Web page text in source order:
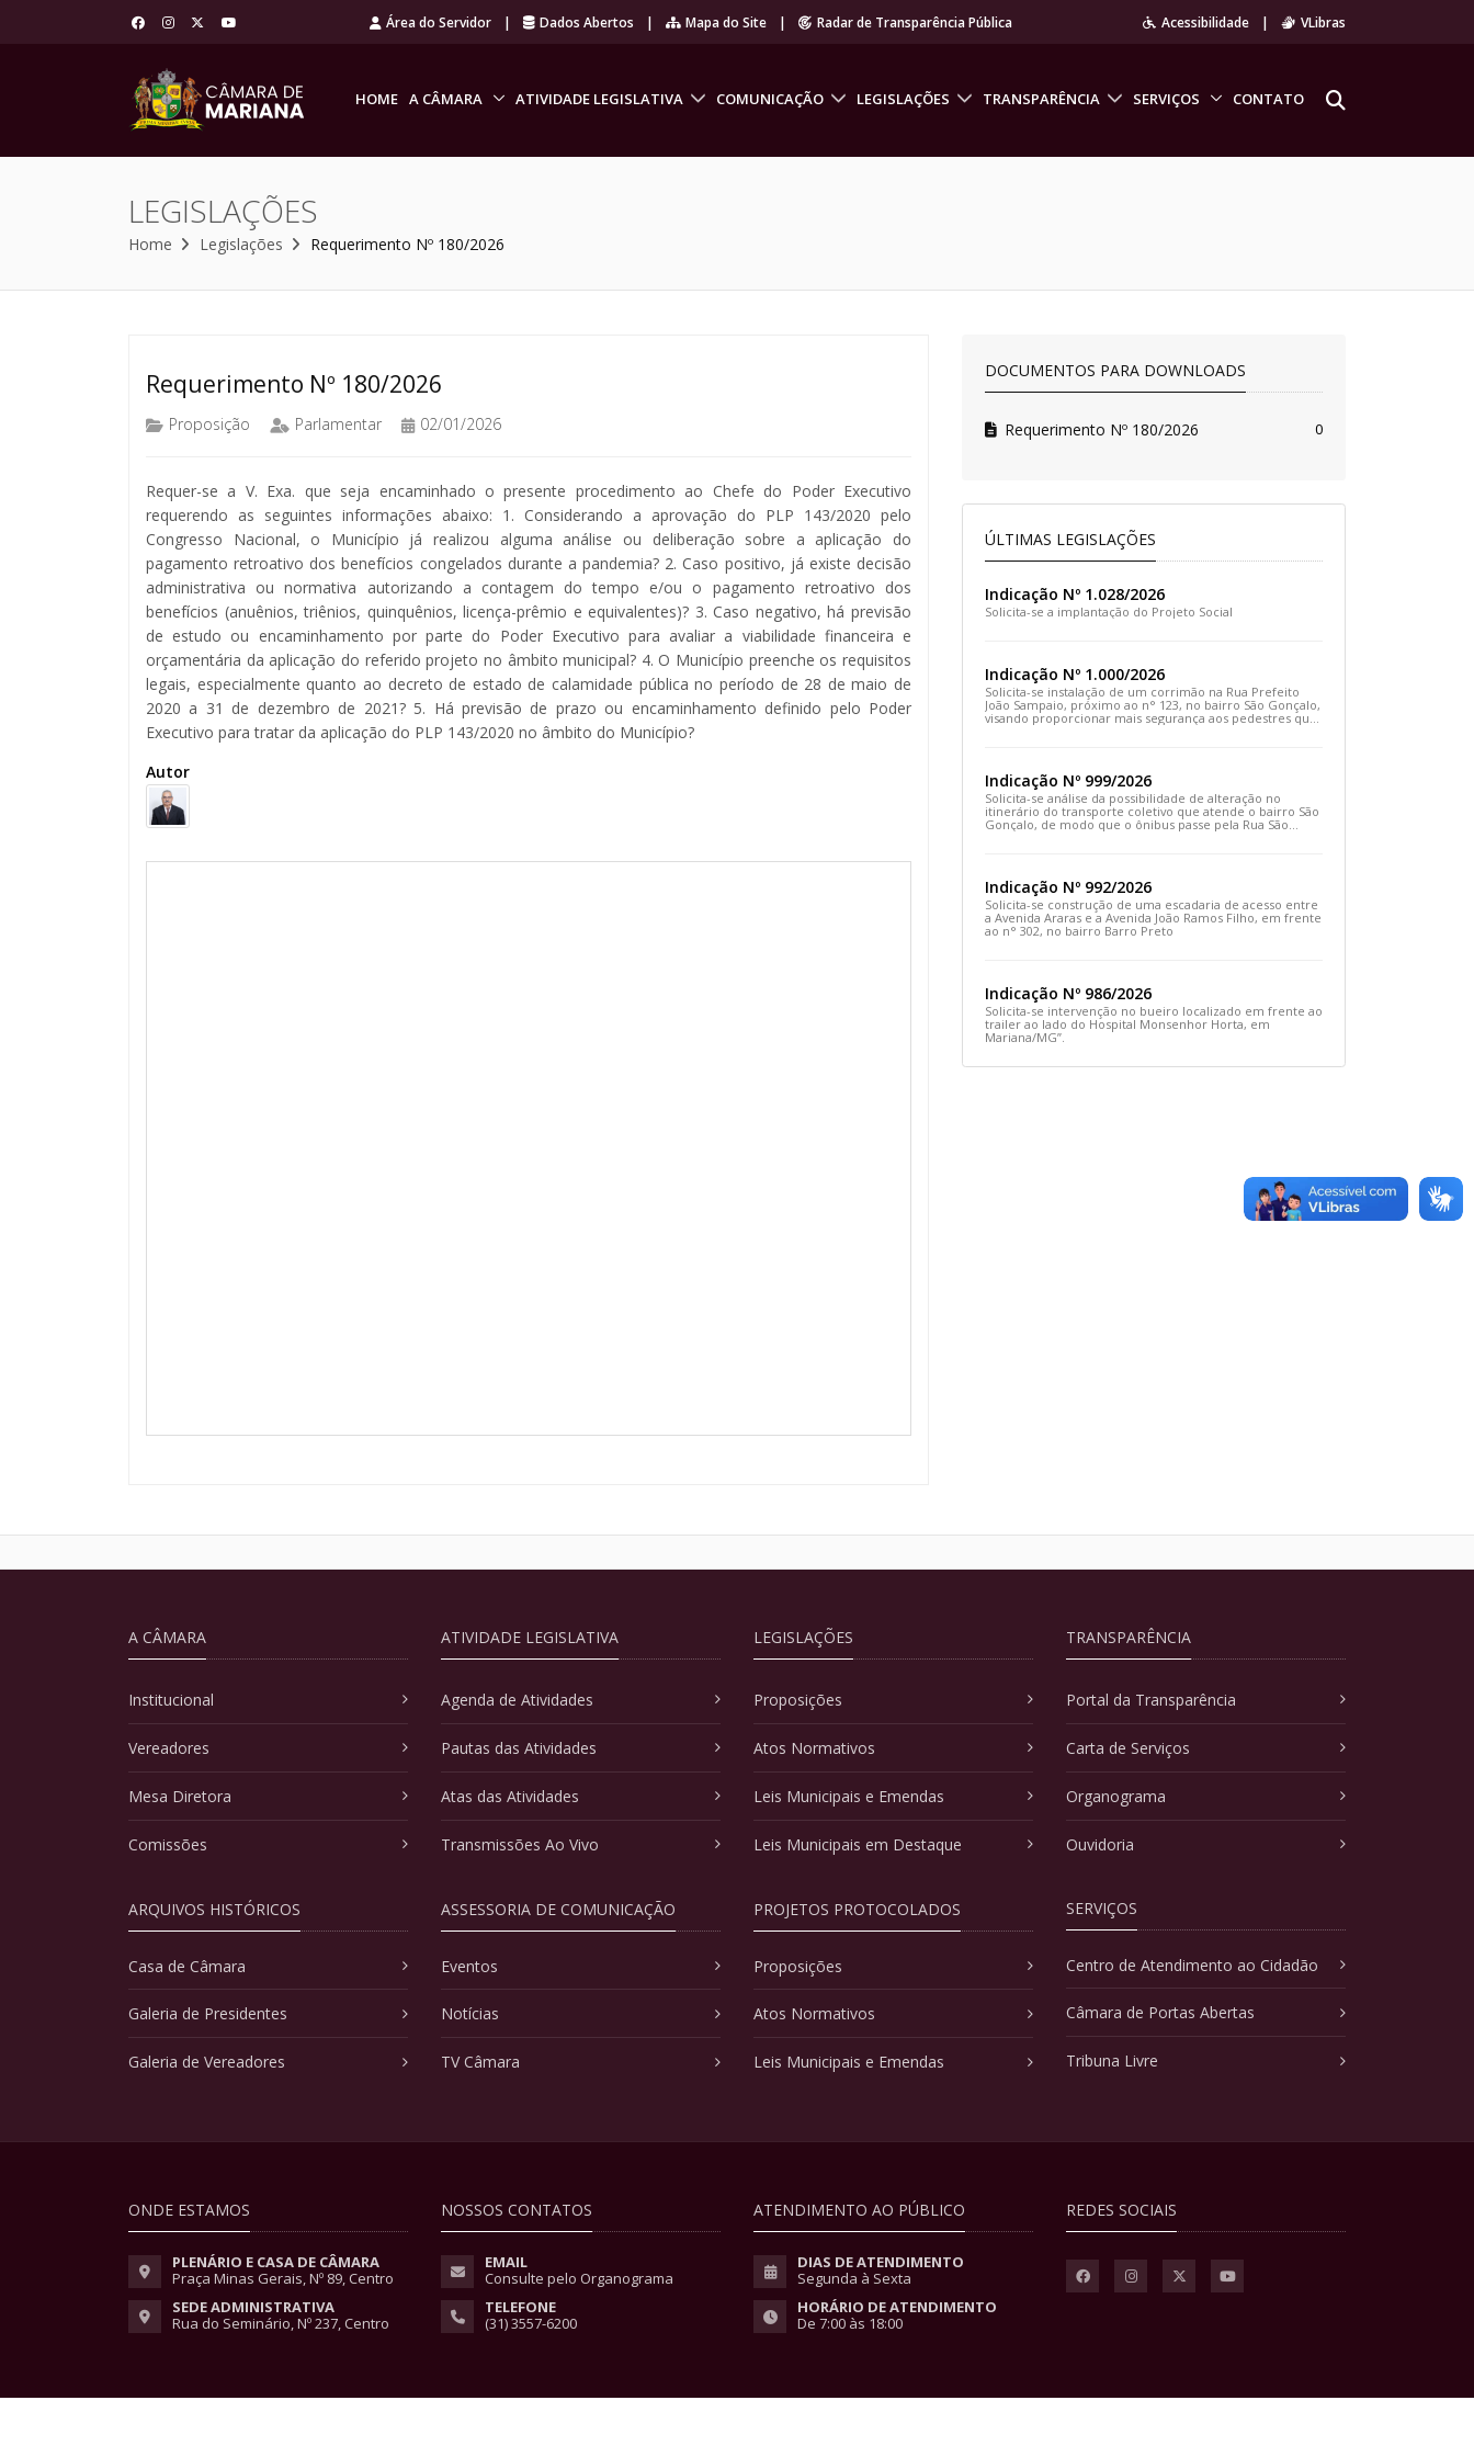
Área do Servidor | Dados Abertos | Mapa do Site | Radar de Transparência Pública Acessibilidade | VLibras
HOME A CÂMARA ATIVIDADE LEGISLATIVA COMUNICAÇÃO LEGISLAÇÕES TRANSPARÊNCIA SERVIÇOS CONTATO
LEGISLAÇÕES
Home Legislações Requerimento Nº 180/2026
Requerimento Nº 180/2026
Proposição Parlamentar 02/01/2026
Requer-se a V. Exa. que seja encaminhado o presente procedimento ao Chefe do Poder Executivo
requerendo as seguintes informações abaixo: 1. Considerando a aprovação do PLP 143/2020 pelo
Congresso Nacional, o Município já realizou alguma análise ou deliberação sobre a aplicação do
pagamento retroativo dos benefícios congelados durante a pandemia? 2. Caso positivo, já existe decisão
administrativa ou normativa autorizando a contagem do tempo e/ou o pagamento retroativo dos
benefícios (anuênios, triênios, quinquênios, licença-prêmio e equivalentes)? 3. Caso negativo, há previsão
de estudo ou encaminhamento por parte do Poder Executivo para avaliar a viabilidade financeira e
orçamentária da aplicação do referido projeto no âmbito municipal? 4. O Município preenche os requisitos
legais, especialmente quanto ao decreto de estado de calamidade pública no período de 28 de maio de
2020 a 31 de dezembro de 2021? 5. Há previsão de prazo ou encaminhamento definido pelo Poder
Executivo para tratar da aplicação do PLP 143/2020 no âmbito do Município?
Autor
DOCUMENTOS PARA DOWNLOADS
Requerimento Nº 180/2026 0
ÚLTIMAS LEGISLAÇÕES
Indicação Nº 1.028/2026
Solicita-se a implantação do Projeto Social
Indicação Nº 1.000/2026
Solicita-se instalação de um corrimão na Rua Prefeito
João Sampaio, próximo ao n° 123, no bairro São Gonçalo,
visando proporcionar mais segurança aos pedestres que
Indicação Nº 999/2026
Solicita-se análise da possibilidade de alteração no
itinerário do transporte coletivo que atende o bairro São
Gonçalo, de modo que o ônibus passe pela Rua São
Indicação Nº 992/2026
Solicita-se construção de uma escadaria de acesso entre
a Avenida Araras e a Avenida João Ramos Filho, em frente
ao n° 302, no bairro Barro Preto
Indicação Nº 986/2026
Solicita-se intervenção no bueiro localizado em frente ao
trailer ao lado do Hospital Monsenhor Horta, em
Mariana/MG”.
A CÂMARA
Institucional
Vereadores
Mesa Diretora
Comissões
ARQUIVOS HISTÓRICOS
Casa de Câmara
Galeria de Presidentes
Galeria de Vereadores
ATIVIDADE LEGISLATIVA
Agenda de Atividades
Pautas das Atividades
Atas das Atividades
Transmissões Ao Vivo
ASSESSORIA DE COMUNICAÇÃO
Eventos
Notícias
TV Câmara
LEGISLAÇÕES
Proposições
Atos Normativos
Leis Municipais e Emendas
Leis Municipais em Destaque
PROJETOS PROTOCOLADOS
Proposições
Atos Normativos
Leis Municipais e Emendas
TRANSPARÊNCIA
Portal da Transparência
Carta de Serviços
Organograma
Ouvidoria
SERVIÇOS
Centro de Atendimento ao Cidadão
Câmara de Portas Abertas
Tribuna Livre
ONDE ESTAMOS
PLENÁRIO E CASA DE CÂMARA
Praça Minas Gerais, Nº 89, Centro
SEDE ADMINISTRATIVA
Rua do Seminário, Nº 237, Centro
NOSSOS CONTATOS
EMAIL
Consulte pelo Organograma
TELEFONE
(31) 3557-6200
ATENDIMENTO AO PÚBLICO
DIAS DE ATENDIMENTO
Segunda à Sexta
HORÁRIO DE ATENDIMENTO
De 7:00 às 18:00
REDES SOCIAIS